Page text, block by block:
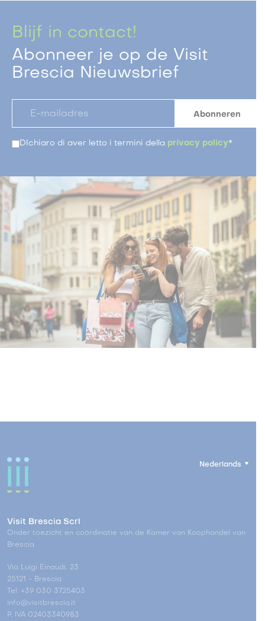
Blijf in contact!
Abonneer je op de Visit
Brescia Nieuwsbrief
DIchiaro di aver letto i termini della privacy policy*
Nederlands
Visit Brescia Scrl
Onder toezicht en coördinatie van de Kamer van Koophandel van
Brescia
Via Luigi Einaudi, 23
25121 - Brescia
Tel. +39 030 3725403
info@visitbrescia.it
P. IVA 02403340983